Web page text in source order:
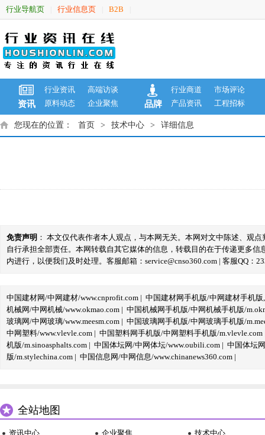
行业导航页 行业信息页 B2B
资讯
行业资讯
高端访谈
原料动态
企业聚焦 品牌
行业商道
市场评论
产品资讯
工程招标
您现在的位置： 首页 > 技术中心 > 详细信息
免责声明 ： 本文仅代表作者本人观点，与本网无关。本网对文中陈述、观
自行承担全部责任。本网转载自其它媒体的信息，转载目的在于传递更多
内进行，以便我们及时处理。客服邮箱：service@cnso360.com | 客服QQ：
中国建材网/中网建材/www.cnprofit.com | 中国建材网手机版/中网建材手机版
机械网/中网机械/www.okmao.com | 中国机械网手机版/中网机械手机版/
玻璃网/中网玻璃/www.meesm.com | 中国玻璃网手机版/中网玻璃手机版/
中网塑料/www.vlevle.com | 中国塑料网手机版/中网塑料手机版/m.vlevle.com
机版/m.sinoasphalts.com | 中国体坛网/中网体坛/www.oubili.com | 中国体坛
版/m.stylechina.com | 中国信息网/中网信息/www.chinanews360.com |
全站地图
资讯中心 企业聚焦 技术中心